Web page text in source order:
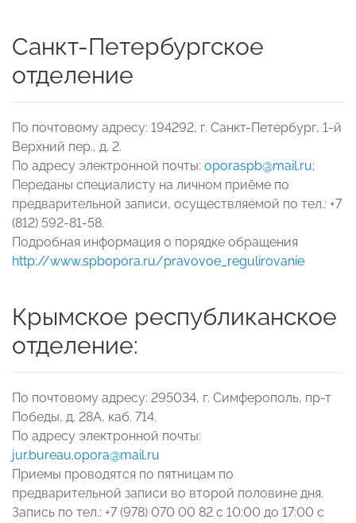
Санкт-Петербургское
отделение
По почтовому адресу: 194292, г. Санкт-Петербург, 1-й
Верхний пер., д. 2.
По адресу электронной почты: oporaspb@mail.ru;
Переданы специалисту на личном приёме по
предварительной записи, осуществляемой по тел.: +7
(812) 592-81-58.
Подробная информация о порядке обращения
http://www.spbopora.ru/pravovoe_regulirovanie
Крымское республиканское
отделение:
По почтовому адресу: 295034, г. Симферополь, пр-т
Победы, д. 28А, каб. 714.
По адресу электронной почты:
jur.bureau.opora@mail.ru
Приемы проводятся по пятницам по
предварительной записи во второй половине дня.
Запись по тел.: +7 (978) 070 00 82 с 10:00 до 17:00 с